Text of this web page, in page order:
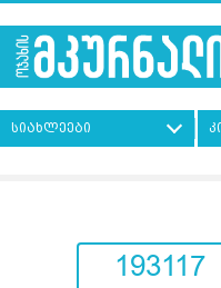
სიახლეები
193117